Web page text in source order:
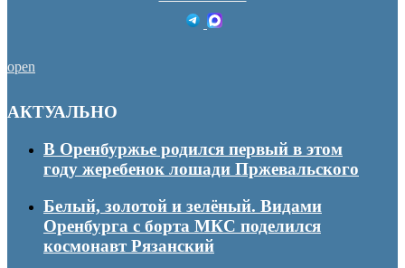
open
АКТУАЛЬНО
В Оренбуржье родился первый в этом
году жеребенок лошади Пржевальского
Белый, золотой и зелёный. Видами
Оренбурга с борта МКС поделился
космонавт Рязанский